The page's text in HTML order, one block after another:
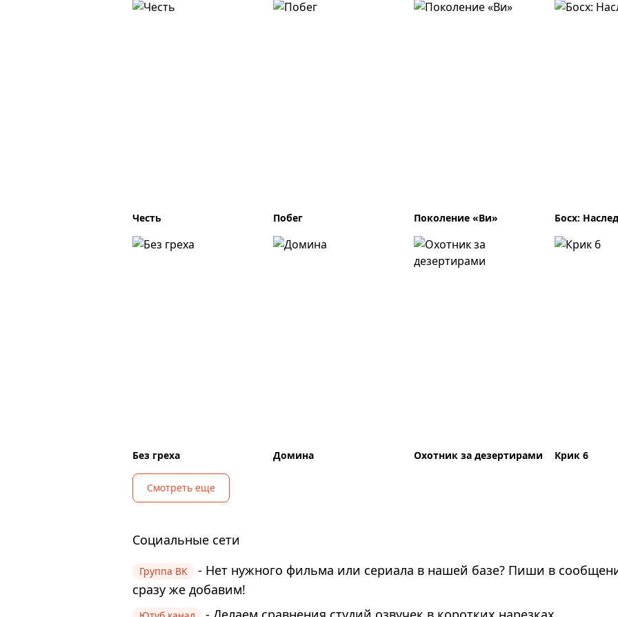
Честь Побег Поколение «Ви» Босх:
Без греха Домина Охотник за дезертирами Крик 6
Смотреть еще
Социальные сети
Группа ВК
- Нет нужного фильма или сериала в нашей базе? Пиши в
сразу же добавим!